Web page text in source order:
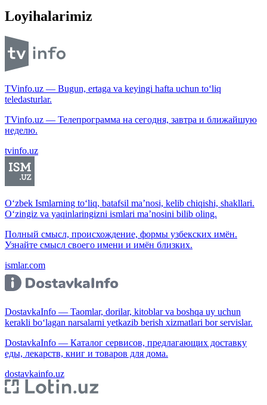
Loyihalarimiz
TVinfo.uz — Bugun, ertaga va keyingi hafta uchun to‘liq
teledasturlar.
TVinfo.uz — Телепрограмма на сегодня, завтра и ближайшую
неделю.
tvinfo.uz
O‘zbek Ismlarning to‘liq, batafsil ma’nosi, kelib chiqishi, shakllari.
O‘zingiz va yaqinlaringizni ismlari ma’nosini bilib oling.
Полный смысл, происхождение, формы узбекских имён.
Узнайте смысл своего имени и имён близких.
ismlar.com
DostavkaInfo — Taomlar, dorilar, kitoblar va boshqa uy uchun
kerakli bo‘lagan narsalarni yetkazib berish xizmatlari bor servislar.
DostavkaInfo — Каталог сервисов, предлагающих доставку
еды, лекарств, книг и товаров для дома.
dostavkainfo.uz